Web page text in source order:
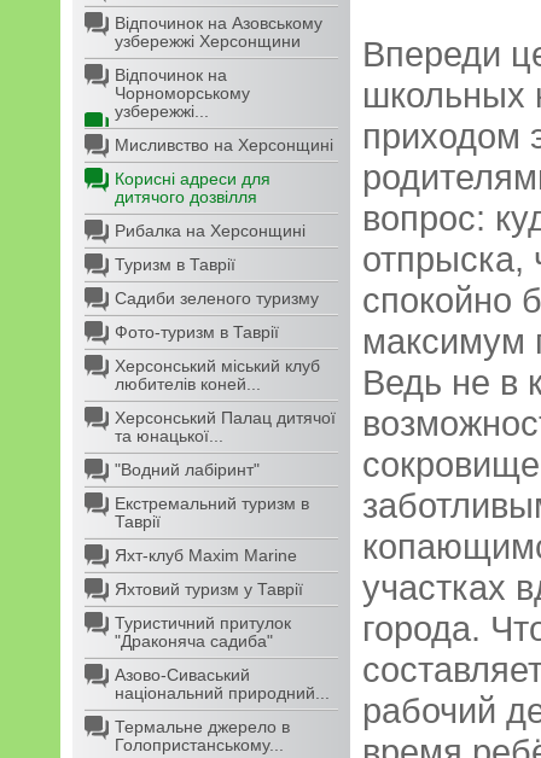
Відпочинок на Азовському
узбережжі Херсонщини
Відпочинок на
Чорноморському
узбережжі...
Мисливство на Херсонщині
Корисні адреси для
дитячого дозвілля
Рибалка на Херсонщині
Туризм в Таврії
Садиби зеленого туризму
Фото-туризм в Таврії
Херсонський міський клуб
любителів коней...
Херсонський Палац дитячої
та юнацької...
"Водний лабіринт"
Екстремальний туризм в
Таврії
Яхт-клуб Maxim Marine
Яхтовий туризм у Таврії
Туристичний притулок
"Драконяча садиба"
Азово-Сиваський
національний природний...
Термальне джерело в
Голопристанському...
Впереди
школьных
приходом
вопрос:
спокойно
максимум
Ведь не в
участках
города.
рабочий